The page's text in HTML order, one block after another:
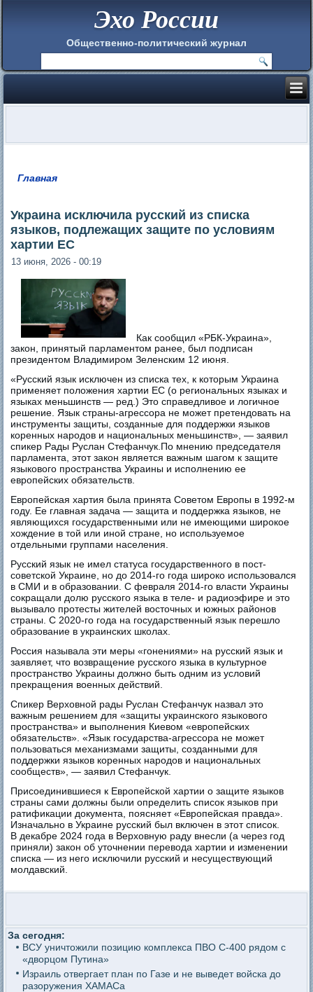
Эхо России
Общественно-политический журнал
Главная
Украина исключила русский из списка
языков, подлежащих защите по условиям
хартии ЕС
13 июня, 2026 - 00:19
Как сообщил «РБК-Украина»,
закон, принятый парламентом ранее, был подписан
президентом Владимиром Зеленским 12 июня.
«Русский язык исключен из списка тех, к которым Украина
применяет положения хартии ЕС (о региональных языках и
языках меньшинств — ред.) Это справедливое и логичное
решение. Язык страны-агрессора не может претендовать на
инструменты защиты, созданные для поддержки языков
коренных народов и национальных меньшинств», — заявил
спикер Рады Руслан Стефанчук.По мнению председателя
парламента, этот закон является важным шагом к защите
языкового пространства Украины и исполнению ее
европейских обязательств.
Европейская хартия была принята Советом Европы в 1992-м
году. Ее главная задача — защита и поддержка языков, не
являющихся государственными или не имеющими широкое
хождение в той или иной стране, но используемое
отдельными группами населения.
Русский язык не имел статуса государственного в пост-
советской Украине, но до 2014-го года широко использовался
в СМИ и в образовании. С февраля 2014-го власти Украины
сокращали долю русского языка в теле- и радиоэфире и это
вызывало протесты жителей восточных и южных районов
страны. С 2020-го года на государственный язык перешло
образование в украинских школах.
Россия называла эти меры «гонениями» на русский язык и
заявляет, что возвращение русского языка в культурное
пространство Украины должно быть одним из условий
прекращения военных действий.
Спикер Верховной рады Руслан Стефанчук назвал это
важным решением для «защиты украинского языкового
пространства» и выполнения Киевом «европейских
обязательств». «Язык государства-агрессора не может
пользоваться механизмами защиты, созданными для
поддержки языков коренных народов и национальных
сообществ», — заявил Стефанчук.
Присоединившиеся к Европейской хартии о защите языков
страны сами должны были определить список языков при
ратификации документа, поясняет «Европейская правда».
Изначально в Украине русский был включен в этот список.
В декабре 2024 года в Верховную раду внесли (а через год
приняли) закон об уточнении перевода хартии и изменении
списка — из него исключили русский и несуществующий
молдавский.
За сегодня:
ВСУ уничтожили позицию комплекса ПВО С-400 рядом с
«дворцом Путина»
Израиль отвергает план по Газе и не выведет войска до
разоружения ХАМАСа